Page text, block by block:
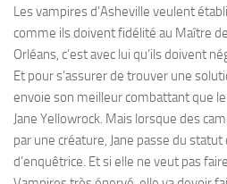
Les vampires d’Asheville veulent
comme ils doivent fidélité au Maître
Orléans, c’est avec lui qu’ils doivent
Et pour s’assurer de trouver une
envoie son meilleur combattant que
Jane Yellowrock. Mais lorsque des
par une créature, Jane passe du statut
d’enquêtrice. Et si elle ne veut pas